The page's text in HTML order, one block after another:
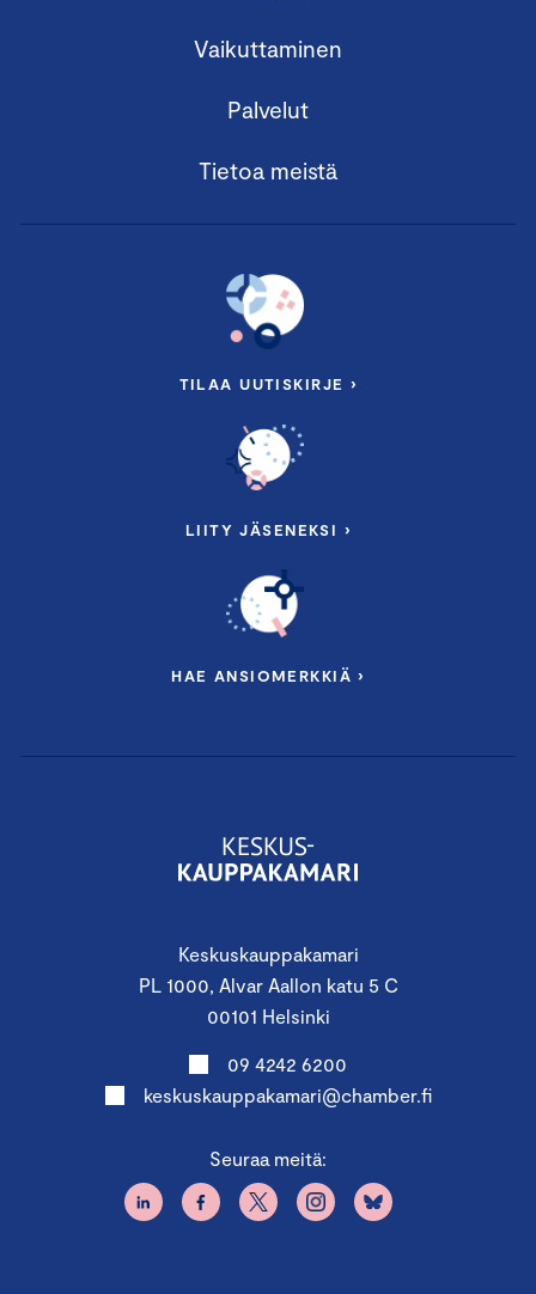
Keskuskauppakamari
PL 1000, Alvar Aallon katu 5 C
00101 Helsinki
09 4242 6200
keskuskauppakamari@chamber.fi
Seuraa meitä:
Vaikuttaminen
Palvelut
Tietoa meistä
TILAA UUTISKIRJE ›
LIITY JÄSENEKSI ›
HAE ANSIOMERKKIÄ ›